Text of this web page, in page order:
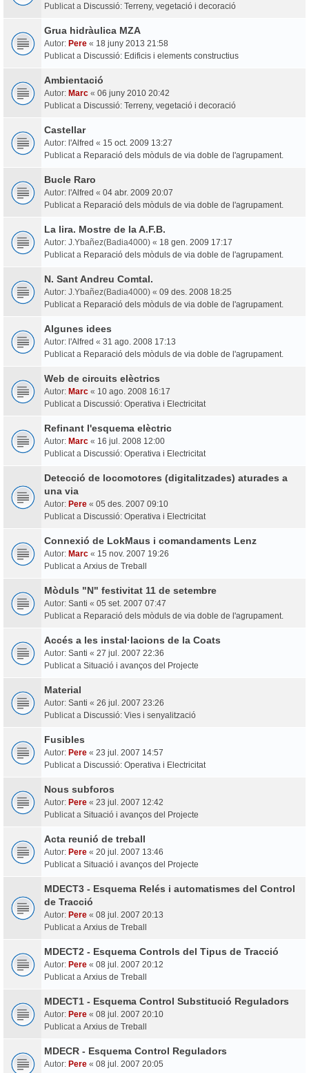
Publicat a Discussió: Terreny, vegetació i decoració
Grua hidràulica MZA
Autor: Pere « 18 juny 2013 21:58
Publicat a Discussió: Edificis i elements constructius
Ambientació
Autor: Marc « 06 juny 2010 20:42
Publicat a Discussió: Terreny, vegetació i decoració
Castellar
Autor: l'Alfred « 15 oct. 2009 13:27
Publicat a Reparació dels mòduls de via doble de l'agrupament.
Bucle Raro
Autor: l'Alfred « 04 abr. 2009 20:07
Publicat a Reparació dels mòduls de via doble de l'agrupament.
La lira. Mostre de la A.F.B.
Autor: J.Ybañez(Badia4000) « 18 gen. 2009 17:17
Publicat a Reparació dels mòduls de via doble de l'agrupament.
N. Sant Andreu Comtal.
Autor: J.Ybañez(Badia4000) « 09 des. 2008 18:25
Publicat a Reparació dels mòduls de via doble de l'agrupament.
Algunes idees
Autor: l'Alfred « 31 ago. 2008 17:13
Publicat a Reparació dels mòduls de via doble de l'agrupament.
Web de circuits elèctrics
Autor: Marc « 10 ago. 2008 16:17
Publicat a Discussió: Operativa i Electricitat
Refinant l'esquema elèctric
Autor: Marc « 16 jul. 2008 12:00
Publicat a Discussió: Operativa i Electricitat
Detecció de locomotores (digitalitzades) aturades a
una via
Autor: Pere « 05 des. 2007 09:10
Publicat a Discussió: Operativa i Electricitat
Connexió de LokMaus i comandaments Lenz
Autor: Marc « 15 nov. 2007 19:26
Publicat a Arxius de Treball
Mòduls "N" festivitat 11 de setembre
Autor: Santi « 05 set. 2007 07:47
Publicat a Reparació dels mòduls de via doble de l'agrupament.
Accés a les instal·lacions de la Coats
Autor: Santi « 27 jul. 2007 22:36
Publicat a Situació i avanços del Projecte
Material
Autor: Santi « 26 jul. 2007 23:26
Publicat a Discussió: Vies i senyalització
Fusibles
Autor: Pere « 23 jul. 2007 14:57
Publicat a Discussió: Operativa i Electricitat
Nous subforos
Autor: Pere « 23 jul. 2007 12:42
Publicat a Situació i avanços del Projecte
Acta reunió de treball
Autor: Pere « 20 jul. 2007 13:46
Publicat a Situació i avanços del Projecte
MDECT3 - Esquema Relés i automatismes del Control
de Tracció
Autor: Pere « 08 jul. 2007 20:13
Publicat a Arxius de Treball
MDECT2 - Esquema Controls del Tipus de Tracció
Autor: Pere « 08 jul. 2007 20:12
Publicat a Arxius de Treball
MDECT1 - Esquema Control Substitució Reguladors
Autor: Pere « 08 jul. 2007 20:10
Publicat a Arxius de Treball
MDECR - Esquema Control Reguladors
Autor: Pere « 08 jul. 2007 20:05